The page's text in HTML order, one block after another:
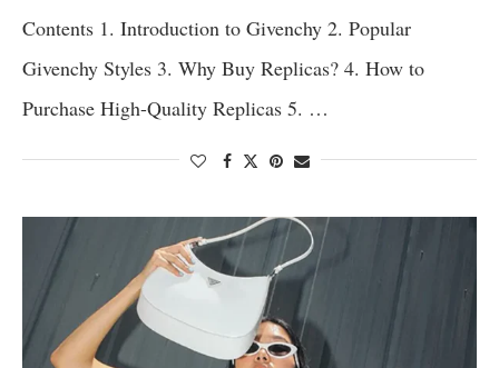
Contents 1. Introduction to Givenchy 2. Popular
Givenchy Styles 3. Why Buy Replicas? 4. How to
Purchase High-Quality Replicas 5. …